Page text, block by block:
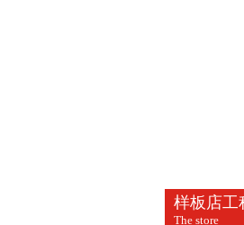
样板店工
The store